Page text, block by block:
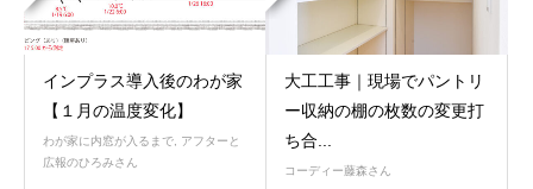
インプラス導入後のわが家
【１月の温度変化】
わが家に内窓が入るまで
アフターと
広報のひろみさん
大工工事｜現場でパントリ
ー収納の棚の枚数の変更打
ち合...
コーディー藤森さん